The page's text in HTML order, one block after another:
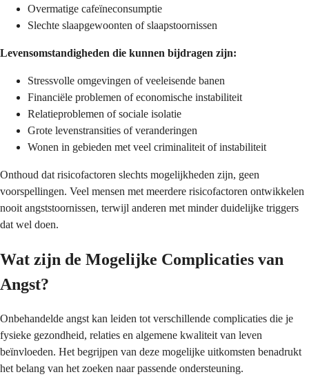
Overmatige cafeïneconsumptie
Slechte slaapgewoonten of slaapstoornissen
Levensomstandigheden die kunnen bijdragen zijn:
Stressvolle omgevingen of veeleisende banen
Financiële problemen of economische instabiliteit
Relatieproblemen of sociale isolatie
Grote levenstransities of veranderingen
Wonen in gebieden met veel criminaliteit of instabiliteit
Onthoud dat risicofactoren slechts mogelijkheden zijn, geen
voorspellingen. Veel mensen met meerdere risicofactoren ontwikkelen
nooit angststoornissen, terwijl anderen met minder duidelijke triggers
dat wel doen.
Wat zijn de Mogelijke Complicaties van
Angst?
Onbehandelde angst kan leiden tot verschillende complicaties die je
fysieke gezondheid, relaties en algemene kwaliteit van leven
beïnvloeden. Het begrijpen van deze mogelijke uitkomsten benadrukt
het belang van het zoeken naar passende ondersteuning.